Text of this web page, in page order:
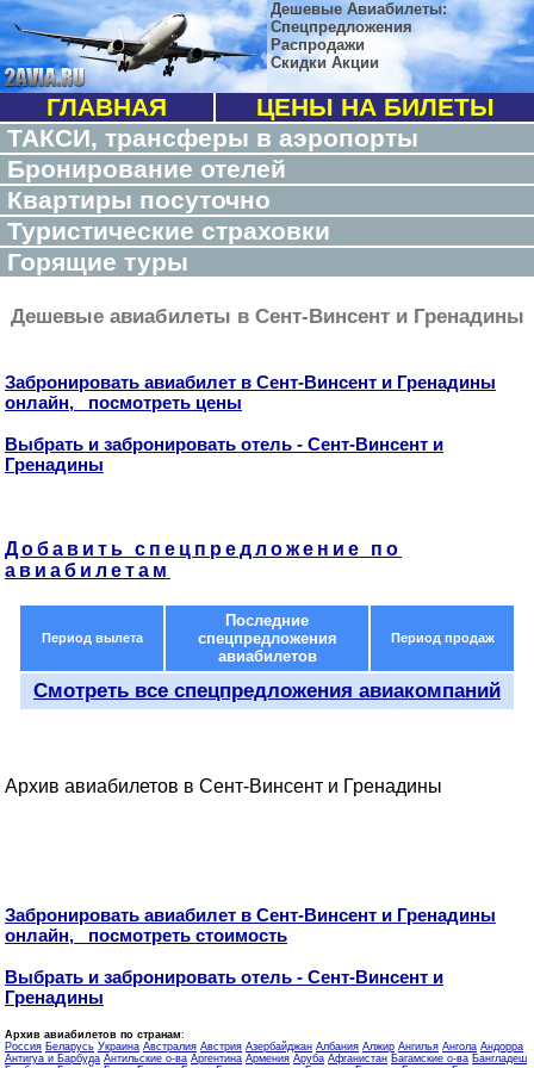
Дешевые Авиабилеты:
Спецпредложения
Распродажи
Скидки Акции
ГЛАВНАЯ
ЦЕНЫ НА БИЛЕТЫ
ТАКСИ, трансферы в аэропорты
Бронирование отелей
Квартиры посуточно
Туристические страховки
Горящие туры
Дешевые авиабилеты в Сент-Винсент и Гренадины
Забронировать авиабилет в Сент-Винсент и Гренадины
онлайн, посмотреть цены
Выбрать и забронировать отель - Сент-Винсент и
Гренадины
Добавить спецпредложение по
авиабилетам
Период вылета
Последние
спецпредложения
авиабилетов
Период продаж
Смотреть все спецпредложения авиакомпаний
Архив авиабилетов в Сент-Винсент и Гренадины
Забронировать авиабилет в Сент-Винсент и Гренадины
онлайн, посмотреть стоимость
Выбрать и забронировать отель - Сент-Винсент и
Гренадины
Архив авиабилетов по странам:
Россия Беларусь Украина Австралия Австрия Азербайджан Албания Алжир Ангилья Ангола Андорра
Антигуа и Барбуда Антильские о-ва Аргентина Армения Аруба Афганистан Багамские о-ва Бангладеш